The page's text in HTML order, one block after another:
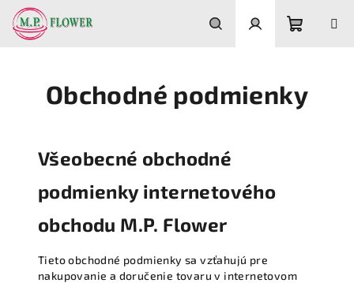
Prejsť
obsah
košík
Obchodné podmienky
Všeobecné obchodné
podmienky internetového
obchodu M.P. Flower
Tieto obchodné podmienky sa vzťahujú pre
nakupovanie a doručenie tovaru v internetovom